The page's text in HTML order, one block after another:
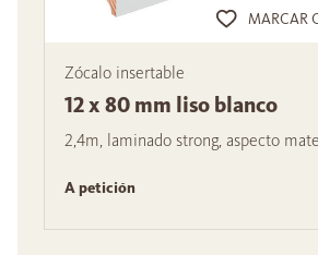
MARCAR
Zócalo insertable
12 x 80 mm liso blanco
2,4m, laminado strong, aspecto mate
A petición